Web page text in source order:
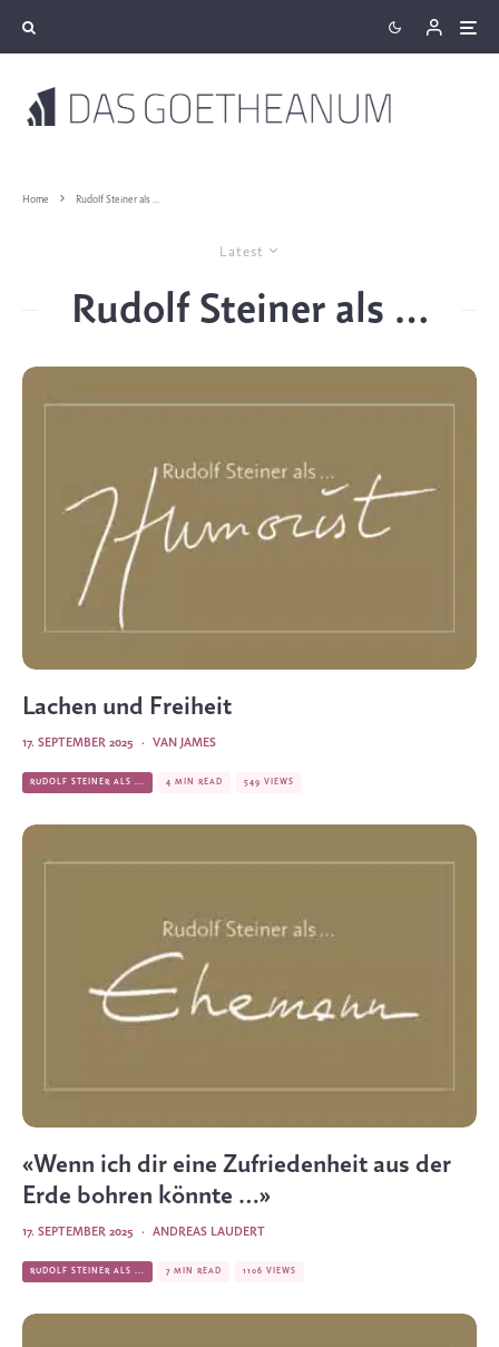
Home Rudolf Steiner als ...
Latest
Rudolf Steiner als …
Lachen und Freiheit
VAN JAMES
·
17. SEPTEMBER 2025
RUDOLF STEINER ALS ... 4 MIN READ 549 VIEWS
«Wenn ich dir eine Zufriedenheit aus der
Erde bohren könnte …»
ANDREAS LAUDERT
·
17. SEPTEMBER 2025
RUDOLF STEINER ALS ... 7 MIN READ 1106 VIEWS